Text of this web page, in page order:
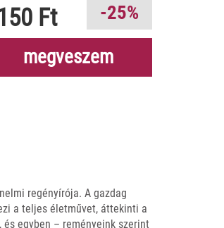
Ft
-25%
megveszem
regényírója. A gazdag
a teljes életművet, áttekinti a
egyben – reményeink szerint